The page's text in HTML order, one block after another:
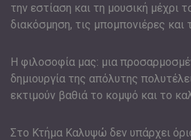
την εστίαση και τη μουσική μέχρι
διακόσμηση, τις μπομπονιέρες
Η φιλοσοφία μας: μια
δημιουργία της απόλυτης
εκτιμούν βαθιά το κομψό και το
Στο Κτήμα Καλυψώ δεν υπάρχει